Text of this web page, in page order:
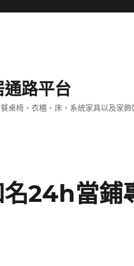
路平台
桌椅、衣櫃、床，系統家具以及家
24h當鋪